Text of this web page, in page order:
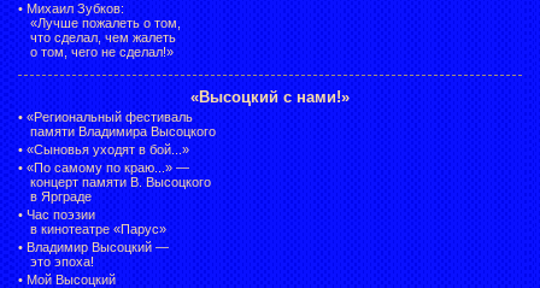
• Михаил Зубков:
«Лучше пожалеть о том,
что сделал, чем жалеть
о том, чего не сделал!»
«Высоцкий с нами!»
• «Региональный фестиваль
памяти Владимира Высоцкого
• «Сыновья уходят в бой...»
• «По самому по краю...» —
концерт памяти В. Высоцкого
в Ярграде
• Час поэзии
в кинотеатре «Парус»
• Владимир Высоцкий —
это эпоха!
• Мой Высоцкий